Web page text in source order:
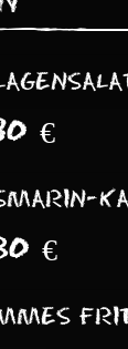
€
€